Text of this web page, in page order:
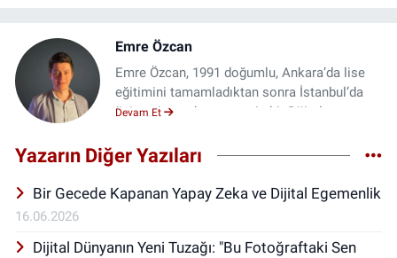
Emre Özcan
Emre Özcan, 1991 doğumlu, Ankara’da lise
eğitimini tamamladıktan sonra İstanbul’da
üniversiteye devam etmiş bir Dijital
İletişim Fakültesi mezunu olan Özcan,
tamamlamıştır. Profesyonel kariyerine
kampanyasında başlayan Özcan, kamu ve
Devam Et
Yazarın Diğer Yazıları
Bir Gecede Kapanan Yapay Zeka ve Dijital Egemenlik
16.06.2026
Dijital Dünyanın Yeni Tuzağı: "Bu Fotoğraftaki Sen